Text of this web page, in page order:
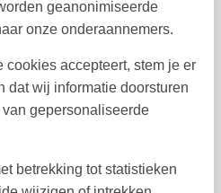
geanonimiseerde
onze onderaannemers.
accepteert, stem je er
dat wij informatie doorsturen
gepersonaliseerde
betrekking tot statistieken